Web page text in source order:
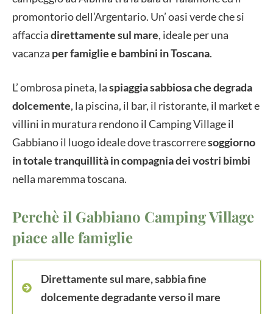
promontorio dell’Argentario. Un’ oasi verde che si
affacciadirettamente sul mare, ideale per una
vacanza per famiglie e bambini in Toscana.
L’ ombrosa pineta, laspiaggia sabbiosa che degrada
dolcemente, la piscina, il bar, il ristorante, il market e
villini in muratura rendono il Camping Village il
Gabbiano il luogo ideale dove trascorreresoggiorno
in totale tranquillità in compagnia dei vostri bimbi
nella maremma toscana.
Perchè il Gabbiano Camping Village
piace alle famiglie
Direttamente sul mare, sabbia fine
dolcemente degradante verso il mare